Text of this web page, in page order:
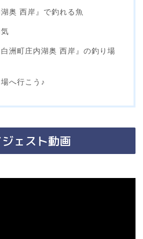
湖奥 西岸』で釣れる魚
洲町庄内湖奥 西岸』の釣り場
へ行こう♪
ェスト動画